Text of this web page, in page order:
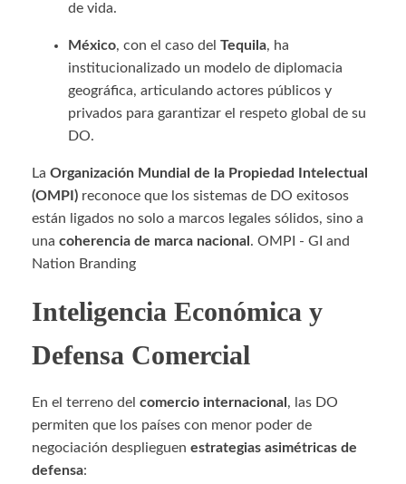
de vida.
México, con el caso del Tequila, ha
institucionalizado un modelo de diplomacia
geográfica, articulando actores públicos y
privados para garantizar el respeto global de su
DO.
La Organización Mundial de la Propiedad Intelectual
(OMPI) reconoce que los sistemas de DO exitosos
están ligados no solo a marcos legales sólidos, sino a
una coherencia de marca nacional . OMPI - GI and
Nation Branding
Inteligencia Económica y
Defensa Comercial
En el terreno del comercio internacional , las DO
permiten que los países con menor poder de
negociación desplieguen estrategias asimétricas de
defensa: